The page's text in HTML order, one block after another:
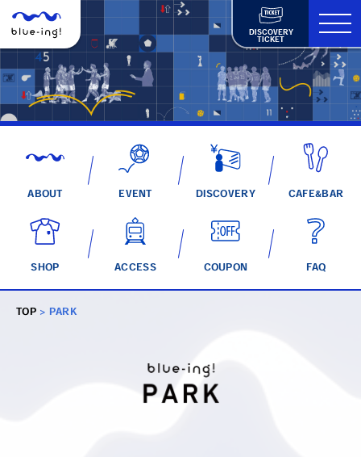
DISCOVERY
TICKET
ABOUT EVENT DISCOVERY CAFE&BAR
SHOP ACCESS COUPON FAQ
TOP > PARK